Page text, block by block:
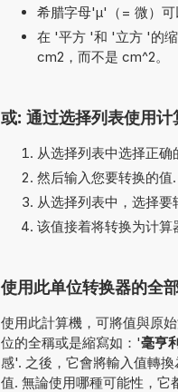
希腊字母'µ'（= 微）可
在 '平方 '和 '立方 '的
cm2，而不是 cm^2。
或: 通过选择列表使用计
从选择列表中选择正
然后输入您要转换的值.
从选择列表中，选择
该值接着将转换为计算
使用此单位转换器的全
使用此計算機，可將值與原
位的全稱或是縮寫如：'毫亨
感'. 之後，它會將輸入值轉
值. 無論使用哪種可能性，它